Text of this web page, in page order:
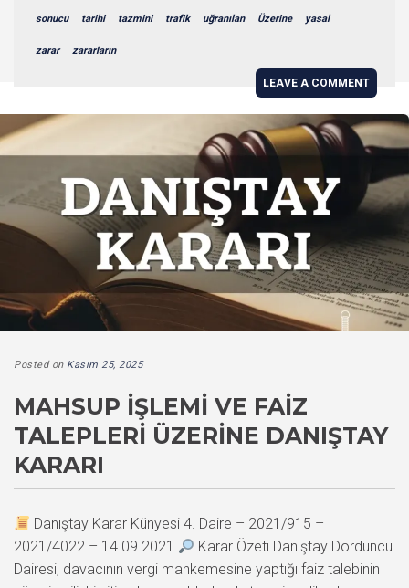
sonucu tarihi tazmini trafik uğranılan Üzerine yasal
zarar zararların
LEAVE A COMMENT
Posted on Kasım 25, 2025
MAHSUP İŞLEMI VE FAIZ
TALEPLERI ÜZERINE DANIŞTAY
KARARI
Danıştay Karar Künyesi 4. Daire – 2021/915 –
2021/4022 – 14.09.2021
Karar Özeti Danıştay Dördüncü
Dairesi, davacının vergi mahkemesine yaptığı faiz talebinin